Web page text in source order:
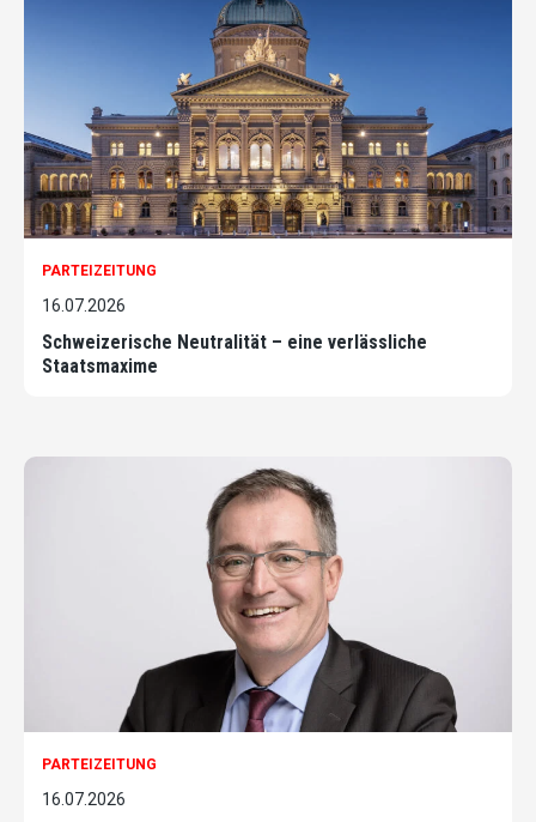
PARTEIZEITUNG
16.07.2026
Schweizerische Neutralität – eine verlässliche
Staatsmaxime
PARTEIZEITUNG
16.07.2026